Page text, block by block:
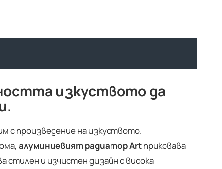
изкуството да
с произведение на изкуството.
алуминиевият радиатор Artприковава
стилен и изчистен дизайн с висока